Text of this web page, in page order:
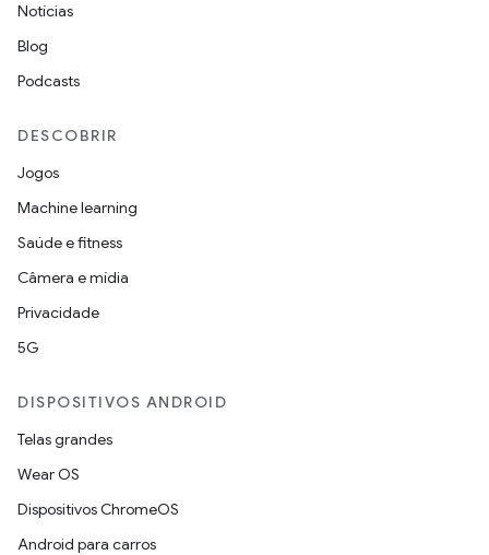
Notícias
Blog
Podcasts
DESCOBRIR
Jogos
Machine learning
Saúde e fitness
Câmera e mídia
Privacidade
5G
DISPOSITIVOS ANDROID
Telas grandes
Wear OS
Dispositivos ChromeOS
Android para carros